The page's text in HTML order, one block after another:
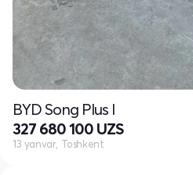
BYD Song Plus I
327 680 100 UZS
13 yanvar, Toshkent